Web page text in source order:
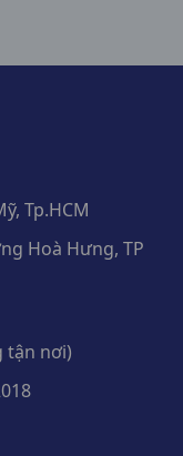
Tp.HCM
Hoà Hưng, TP
tận nơi)